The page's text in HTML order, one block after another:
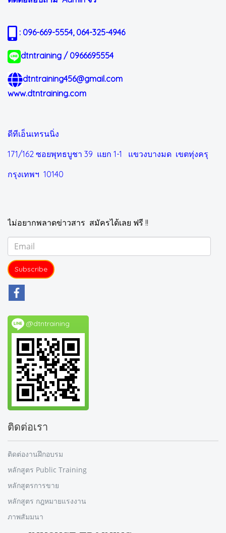
: 096-669-5554, 064-325-4946
dtntraining / 0966695554
dtntraining456@gmail.com
www.dtntraining.com
ดีทีเอ็นเทรนนิ่ง
171/162 ซอยพุทธบูชา 39 แยก 1-1 แขวงบางมด เขตทุ่งครุ
กรุงเทพฯ 10140
ไม่อยากพลาดข่าวสาร สมัครได้เลย ฟรี !!
Subscribe
@dtntraining
ติดต่อเรา
ติดต่องานฝึกอบรม
หลักสูตร Public Training
หลักสูตรการขาย
หลักสูตร กฎหมายแรงงาน
ภาพสัมมนา